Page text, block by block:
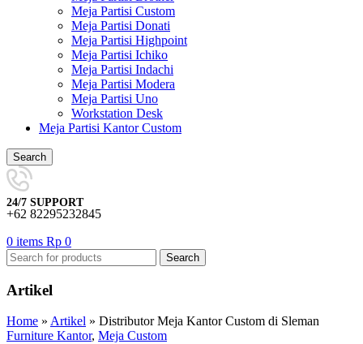
Meja Partisi Custom
Meja Partisi Donati
Meja Partisi Highpoint
Meja Partisi Ichiko
Meja Partisi Indachi
Meja Partisi Modera
Meja Partisi Uno
Workstation Desk
Meja Partisi Kantor Custom
Search
24/7 SUPPORT
+62 82295232845
0 items Rp 0
Search
Artikel
Home » Artikel » Distributor Meja Kantor Custom di Sleman
Furniture Kantor, Meja Custom